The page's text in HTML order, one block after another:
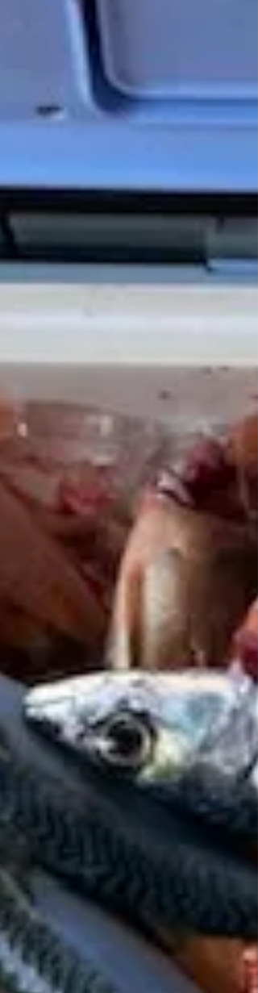
色と題して、多種多様な色のタコベイトが発表さ
れて、時代の経過とともに淘汰されていった経緯